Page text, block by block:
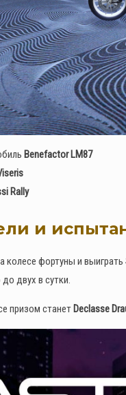
Benefactor LM87
Rally
и
колесе фортуны и выиграть
двух в сутки.
призом станет Declasse